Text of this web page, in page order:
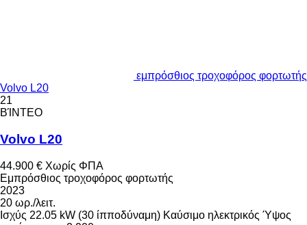
εμπρόσθιος τροχοφόρος φορτωτής
Volvo L20
21
ΒΊΝΤΕΟ
Volvo L20
44.900 € Χωρίς ΦΠΑ
Εμπρόσθιος τροχοφόρος φορτωτής
2023
20 ωρ./λειτ.
Ισχύς 22.05 kW (30 ίπποδύναμη) Καύσιμο ηλεκτρικός Ύψος